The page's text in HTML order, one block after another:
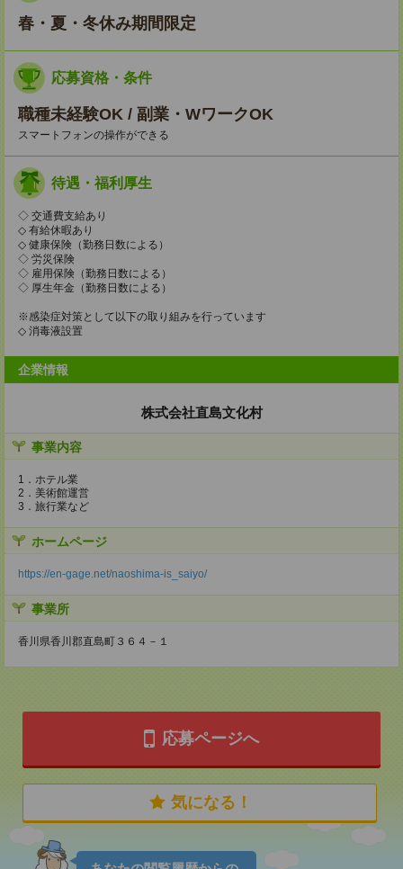
春・夏・冬休み期間限定
応募資格・条件
職種未経験OK / 副業・WワークOK
スマートフォンの操作ができる
待遇・福利厚生
◇ 交通費支給あり
◇ 有給休暇あり
◇ 健康保険（勤務日数による）
◇ 労災保険
◇ 雇用保険（勤務日数による）
◇ 厚生年金（勤務日数による）
※感染症対策として以下の取り組みを行っています
◇ 消毒液設置
企業情報
株式会社直島文化村
事業内容
1．ホテル業
2．美術館運営
3．旅行業など
ホームページ
https://en-gage.net/naoshima-is_saiyo/
事業所
香川県香川郡直島町３６４－１
応募ページへ
気になる！